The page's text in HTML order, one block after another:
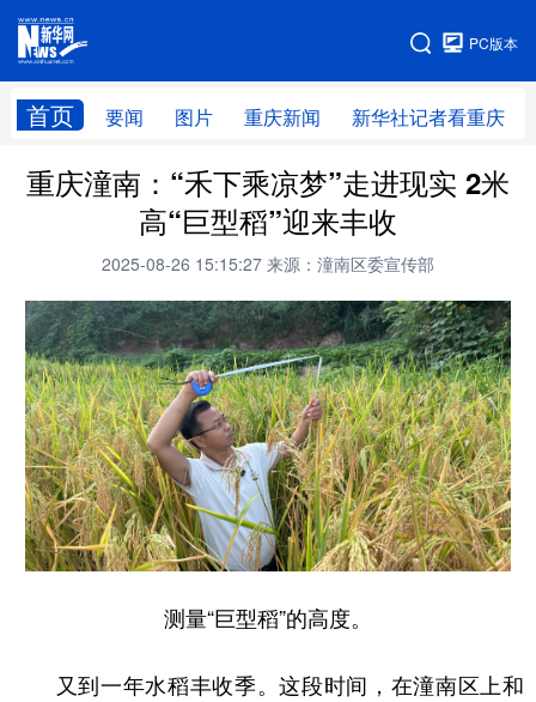
PC版本
首页 要闻 图片 重庆新闻 新华社记者看重庆
网站地图
重庆潼南：“禾下乘凉梦”走进现实 2米
高“巨型稻”迎来丰收
2025-08-26 15:15:27 来源：潼南区委宣传部
测量“巨型稻”的高度。
又到一年水稻丰收季。这段时间，在潼南区上和